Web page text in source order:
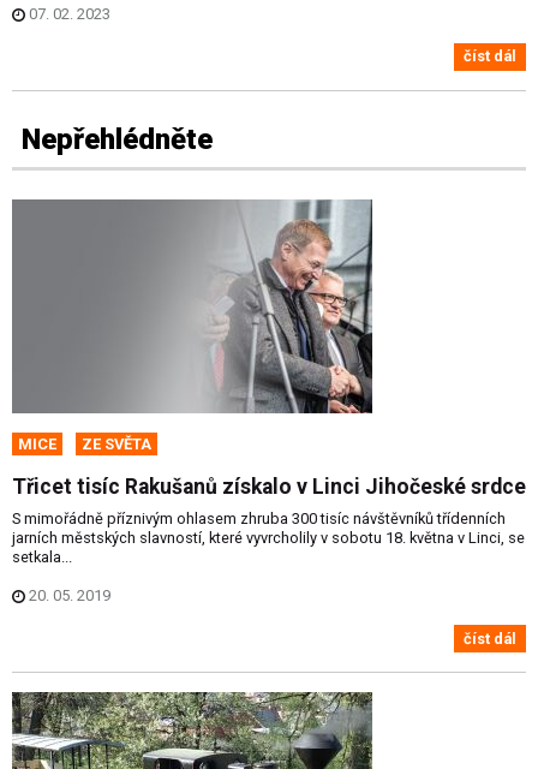
07. 02. 2023
číst dál
Nepřehlédněte
MICE ZE SVĚTA
Třicet tisíc Rakušanů získalo v Linci Jihočeské srdce
S mimořádně příznivým ohlasem zhruba 300 tisíc návštěvníků třídenních
jarních městských slavností, které vyvrcholily v sobotu 18. května v Linci, se
setkala...
20. 05. 2019
číst dál